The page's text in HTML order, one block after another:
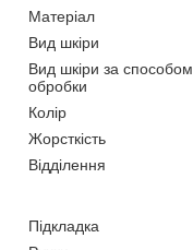
Матеріал
Вид шкіри
Вид шкіри за способом
обробки
Колір
Жорсткість
Відділення
Підкладка